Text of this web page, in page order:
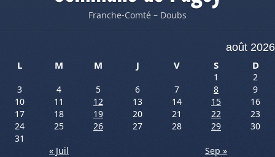
Franche-Comté – Doubs
août 2026
L
M M J V S D
1
2
3
4 5 6 7 8
9
10
11 12 13 14 15
16
17
18 19 20 21 22
23
24
25 26 27 28 29
30
31
« Juil
Sep »